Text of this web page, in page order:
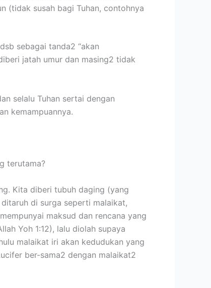
(tidak susah bagi Tuhan, contohnya
sebagai tanda2 “akan
jatah umur dan masing2 tidak
selalu Tuhan sertai dengan
kemampuannya.
terutama?
Kita diberi tubuh daging (yang
di surga seperti malaikat,
maksud dan rencana yang
Yoh 1:12), lalu diolah supaya
malaikat iri akan kedudukan yang
ber-sama2 dengan malaikat2